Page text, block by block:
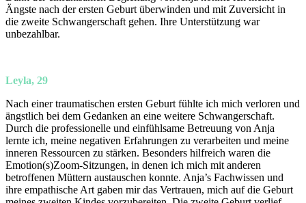
Ängste nach der ersten Geburt überwinden und mit Zuversicht in
die zweite Schwangerschaft gehen. Ihre Unterstützung war
unbezahlbar.
Leyla, 29
Nach einer traumatischen ersten Geburt fühlte ich mich verloren und
ängstlich bei dem Gedanken an eine weitere Schwangerschaft.
Durch die professionelle und einfühlsame Betreuung von Anja
lernte ich, meine negativen Erfahrungen zu verarbeiten und meine
inneren Ressourcen zu stärken. Besonders hilfreich waren die
Emotion(s)Zoom-Sitzungen, in denen ich mich mit anderen
betroffenen Müttern austauschen konnte. Anja’s Fachwissen und
ihre empathische Art gaben mir das Vertrauen, mich auf die Geburt